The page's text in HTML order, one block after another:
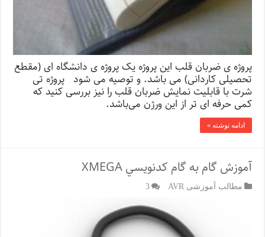
پروژه ی ضربان قلب این پروژه یک پروژه ی دانشگاه ای (مقطع
تحصیلی کاردانی) می باشد. و توصیه می شود پروژه تی
شرت با قابلیت نمایش ضربان قلب را نیز بررسی کنید که
کمی حرفه ای تر از این ورژن می‌باشد.
ادامه نوشته »
آموزش گام به گام كدنويسي XMEGA
مطالب آموزشی AVR 3